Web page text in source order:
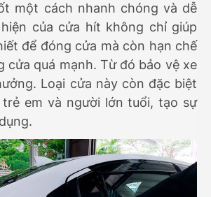
một cách nhanh chóng và dễ
của cửa hít không chỉ giúp
để đóng cửa mà còn hạn chế
cửa quá mạnh. Từ đó bảo vệ xe
Loại cửa này còn đặc biệt
em và người lớn tuổi, tạo sự